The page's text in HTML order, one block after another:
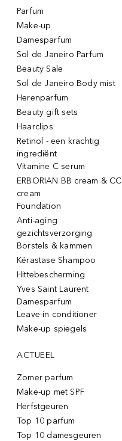
Parfum
Make-up
Damesparfum
Sol de Janeiro Parfum
Beauty Sale
Sol de Janeiro Body mist
Herenparfum
Beauty gift sets
Haarclips
Retinol - een krachtig
ingrediënt
Vitamine C serum
ERBORIAN BB cream & CC
cream
Foundation
Anti-aging
gezichtsverzorging
Borstels & kammen
Kérastase Shampoo
Hittebescherming
Yves Saint Laurent
Damesparfum
Leave-in conditioner
Make-up spiegels
ACTUEEL
Zomer parfum
Make-up met SPF
Herfstgeuren
Top 10 parfum
Top 10 damesgeuren